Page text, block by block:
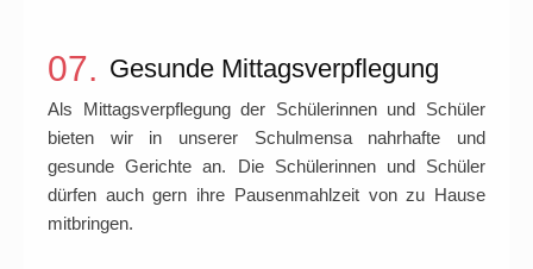
07. Gesunde Mittagsverpflegung
Als Mittagsverpflegung der Schülerinnen und Schüler
bieten wir in unserer Schulmensa nahrhafte und
gesunde Gerichte an. Die Schülerinnen und Schüler
dürfen auch gern ihre Pausenmahlzeit von zu Hause
mitbringen.